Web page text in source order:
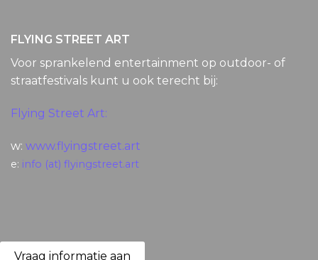
FLYING STREET ART
Voor sprankelend entertainment op outdoor- of
straatfestivals kunt u ook terecht bij:
Flying Street Art:
w: www.flyingstreet.art
e: info (at) flyingstreet.art
Vraag informatie aan